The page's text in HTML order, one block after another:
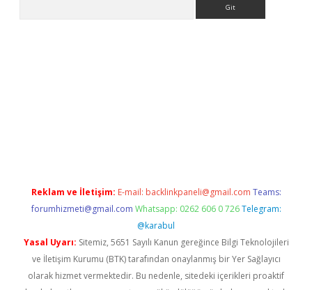
Reklam ve İletişim: E-mail: backlinkpaneli@gmail.com Teams:
forumhizmeti@gmail.com Whatsapp: 0262 606 0 726 Telegram:
@karabul
Yasal Uyarı: Sitemiz, 5651 Sayılı Kanun gereğince Bilgi Teknolojileri
ve İletişim Kurumu (BTK) tarafından onaylanmış bir Yer Sağlayıcı
olarak hizmet vermektedir. Bu nedenle, sitedeki içerikleri proaktif